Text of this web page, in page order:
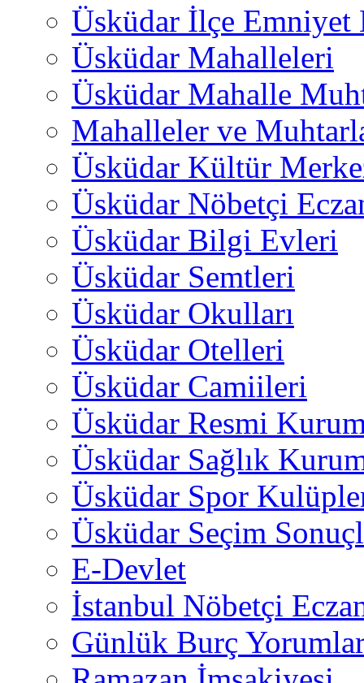
Üsküdar İlçe
Üsküdar Mahalleleri
Üsküdar Mahalle
Mahalleler ve
Üsküdar Kültür
Üsküdar Nöbetçi
Üsküdar Bilgi Evleri
Üsküdar Semtleri
Üsküdar Okulları
Üsküdar Otelleri
Üsküdar Camiileri
Üsküdar Resmi
Üsküdar Sağlık
Üsküdar Spor
Üsküdar Seçim
E-Devlet
İstanbul Nöbetçi
Günlük Burç